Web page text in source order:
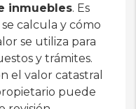
inmuebles. Es
calcula y cómo
se utiliza para
y trámites.
el valor catastral
puede